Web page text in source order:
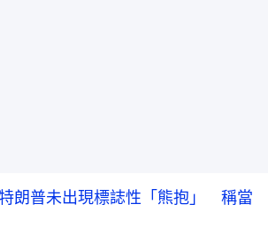
朗普未出現標誌性「熊抱」 稱當